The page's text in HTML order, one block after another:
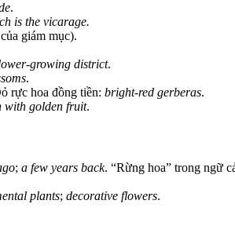
.
is the vicarage.
giám mục).
growing district.
.
rực hoa đồng tiền: bright-red gerberas.
with golden fruit.
; a few years back. “Rừng hoa” trong ngữ
plants; decorative flowers.